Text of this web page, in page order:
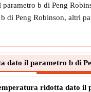
b di Peng
di Peng Robinson, altri
dato il parametro b di
ridotta dato il